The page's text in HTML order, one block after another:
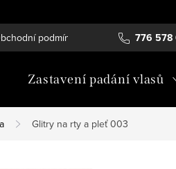
776 578
podmínky Podmínky
Zastavení padání vlasů
Glitry na rty a pleť 003